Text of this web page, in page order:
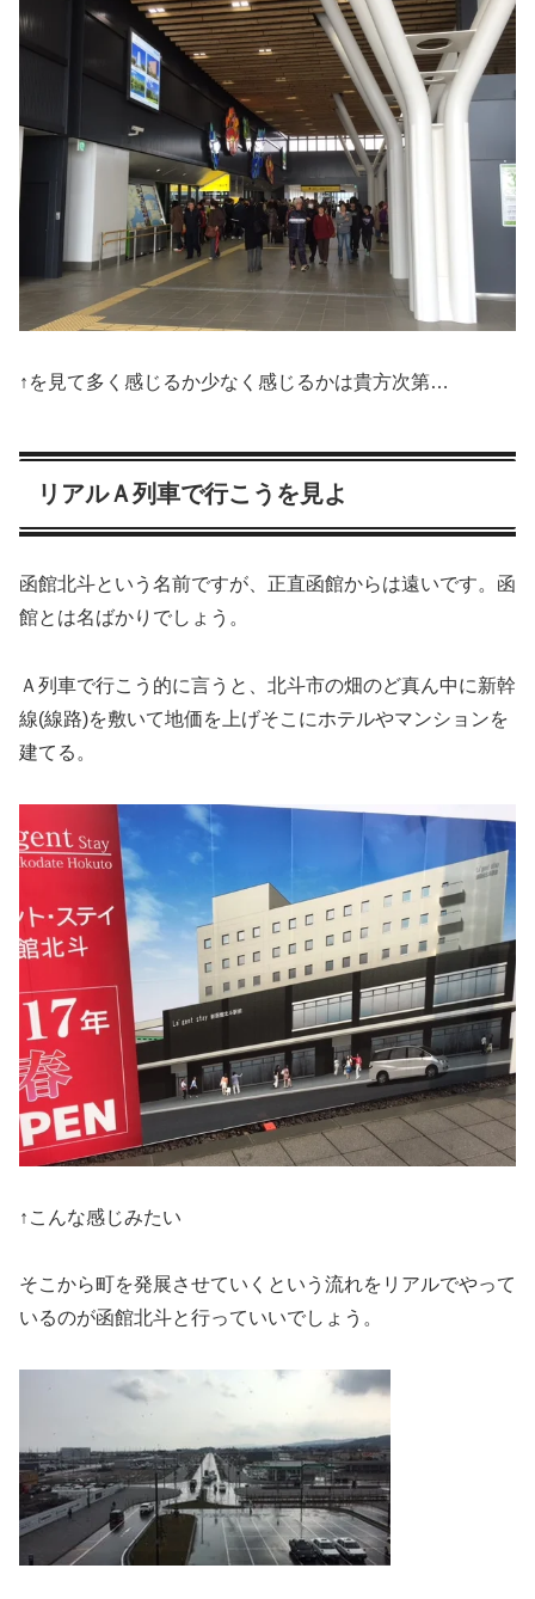
↑を見て多く感じるか少なく感じるかは貴方次第…
リアルＡ列車で行こうを見よ
函館北斗という名前ですが、正直函館からは遠いです。函
館とは名ばかりでしょう。
Ａ列車で行こう的に言うと、北斗市の畑のど真ん中に新幹
線(線路)を敷いて地価を上げそこにホテルやマンションを
建てる。
↑こんな感じみたい
そこから町を発展させていくという流れをリアルでやって
いるのが函館北斗と行っていいでしょう。